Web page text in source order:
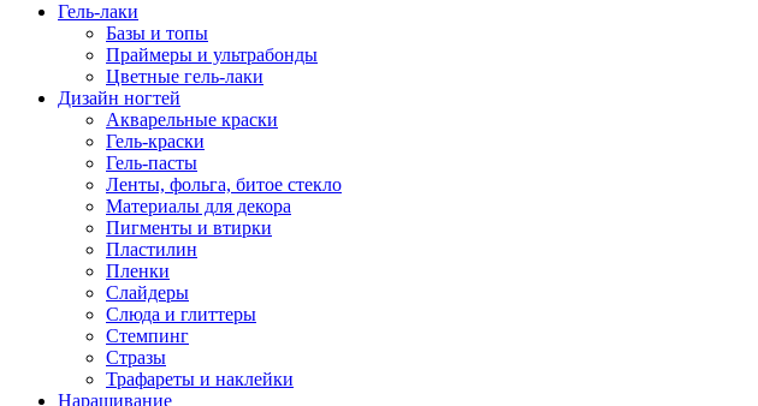
Гель-лаки
Базы и топы
Праймеры и ультрабонды
Цветные гель-лаки
Дизайн ногтей
Акварельные краски
Гель-краски
Гель-пасты
Ленты, фольга, битое стекло
Материалы для декора
Пигменты и втирки
Пластилин
Пленки
Слайдеры
Слюда и глиттеры
Стемпинг
Стразы
Трафареты и наклейки
Наращивание